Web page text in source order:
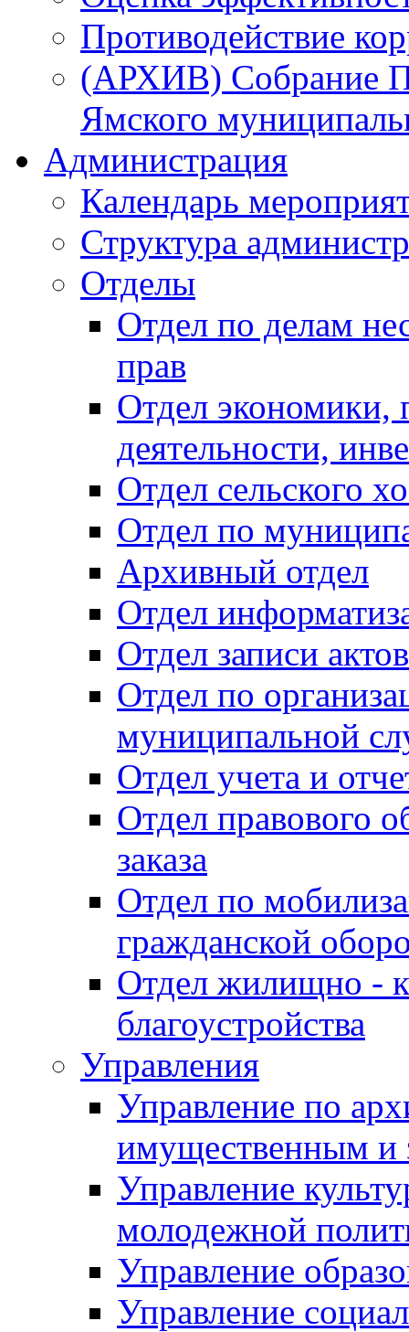
Противодействие
(АРХИВ) Собрание
Ямского
Администрация
Календарь
Структура
Отделы
Отдел по делам
прав
Отдел экономики,
деятельности,
Отдел сельского
Отдел по
Архивный отдел
Отдел
Отдел записи
Отдел по
муниципальной
Отдел учета и
Отдел правового
заказа
Отдел по
гражданской
Отдел жилищно -
благоустройства
Управления
Управление по
имущественным и
Управление
молодежной
Управление
Управление